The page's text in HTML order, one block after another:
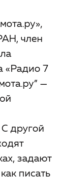
член
«Радио 7
—
другой
задают
писать